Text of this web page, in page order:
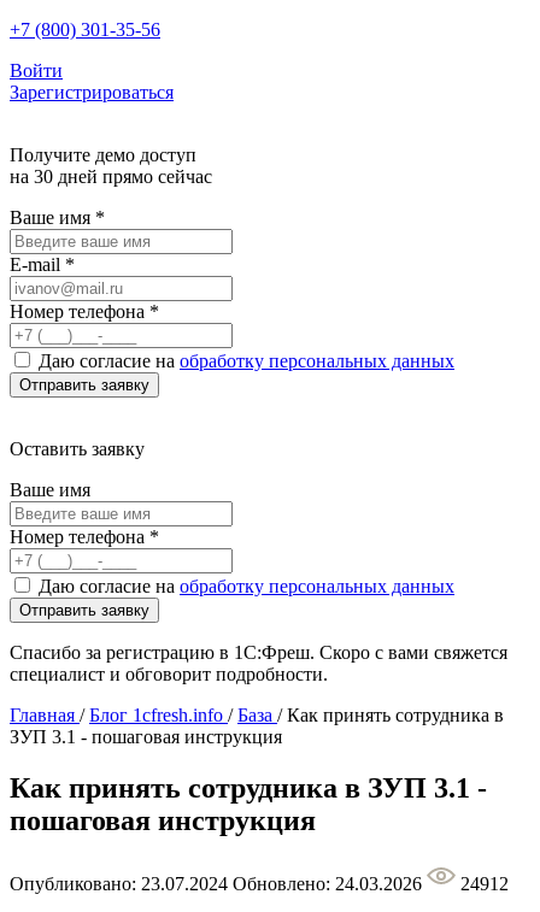
+7 (800) 301-35-56
Войти
Зарегистрироваться
Получите демо доступ
на 30 дней прямо сейчас
Ваше имя *
E-mail *
Номер телефона *
Даю согласие на обработку персональных данных
Оставить заявку
Ваше имя
Номер телефона *
Даю согласие на обработку персональных данных
Спасибо за регистрацию в 1С:Фреш. Скоро с вами свяжется
специалист и обговорит подробности.
Главная /Блог 1cfresh.info /База /Как принять сотрудника в
ЗУП 3.1 - пошаговая инструкция
Как принять сотрудника в ЗУП 3.1 -
пошаговая инструкция
Опубликовано: 23.07.2024 Обновлено: 24.03.2026
24912